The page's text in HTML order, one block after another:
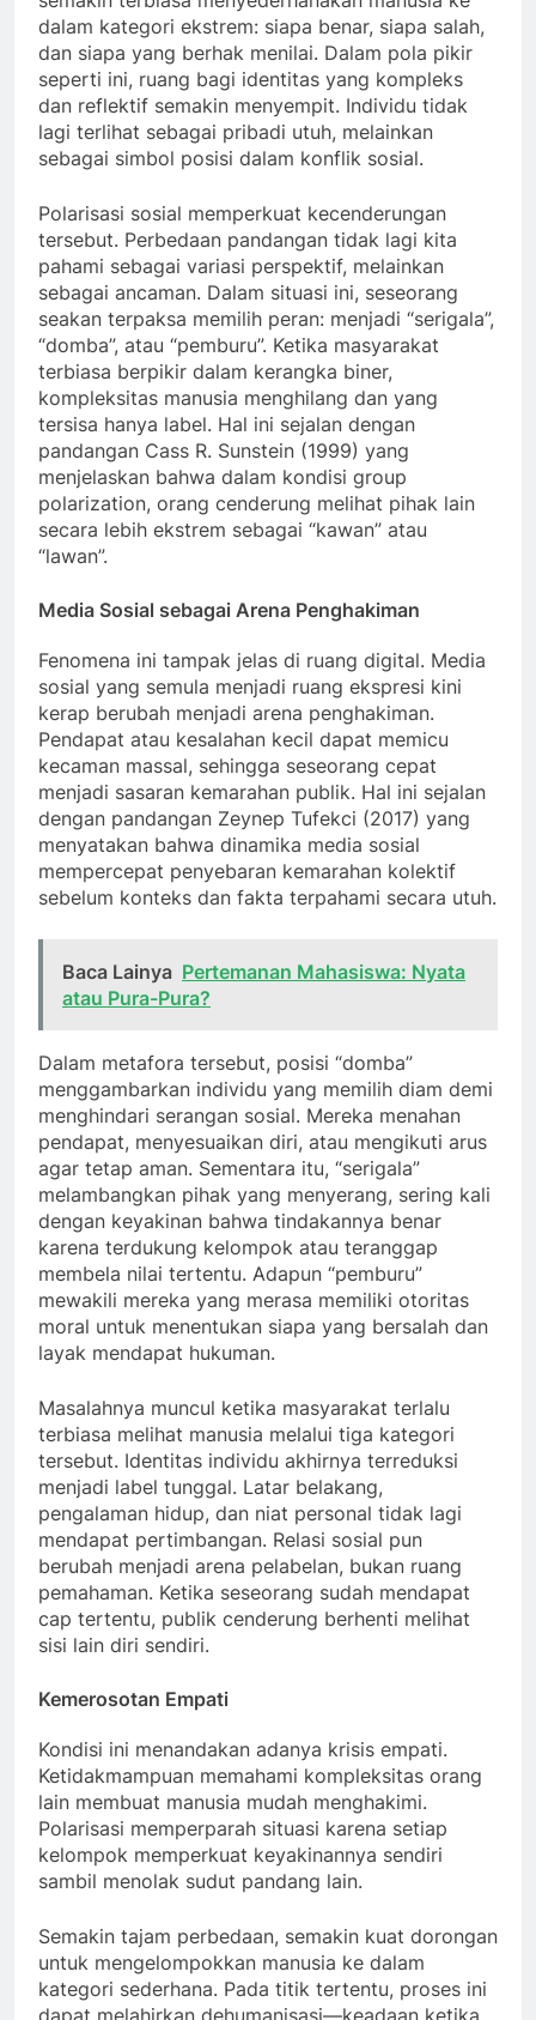
dalam kategori ekstrem: siapa benar, siapa salah,
dan siapa yang berhak menilai. Dalam pola pikir
seperti ini, ruang bagi identitas yang kompleks
dan reflektif semakin menyempit. Individu tidak
lagi terlihat sebagai pribadi utuh, melainkan
sebagai simbol posisi dalam konflik sosial.
Polarisasi sosial memperkuat kecenderungan
tersebut. Perbedaan pandangan tidak lagi kita
pahami sebagai variasi perspektif, melainkan
sebagai ancaman. Dalam situasi ini, seseorang
seakan terpaksa memilih peran: menjadi “serigala”,
“domba”, atau “pemburu”. Ketika masyarakat
terbiasa berpikir dalam kerangka biner,
kompleksitas manusia menghilang dan yang
tersisa hanya label. Hal ini sejalan dengan
pandangan Cass R. Sunstein (1999) yang
menjelaskan bahwa dalam kondisi group
polarization, orang cenderung melihat pihak lain
secara lebih ekstrem sebagai “kawan” atau
“lawan”.
Media Sosial sebagai Arena Penghakiman
Fenomena ini tampak jelas di ruang digital. Media
sosial yang semula menjadi ruang ekspresi kini
kerap berubah menjadi arena penghakiman.
Pendapat atau kesalahan kecil dapat memicu
kecaman massal, sehingga seseorang cepat
menjadi sasaran kemarahan publik. Hal ini sejalan
dengan pandangan Zeynep Tufekci (2017) yang
menyatakan bahwa dinamika media sosial
mempercepat penyebaran kemarahan kolektif
sebelum konteks dan fakta terpahami secara utuh.
Baca Lainya Pertemanan Mahasiswa: Nyata
atau Pura-Pura?
Dalam metafora tersebut, posisi “domba”
menggambarkan individu yang memilih diam demi
menghindari serangan sosial. Mereka menahan
pendapat, menyesuaikan diri, atau mengikuti arus
agar tetap aman. Sementara itu, “serigala”
melambangkan pihak yang menyerang, sering kali
dengan keyakinan bahwa tindakannya benar
karena terdukung kelompok atau teranggap
membela nilai tertentu. Adapun “pemburu”
mewakili mereka yang merasa memiliki otoritas
moral untuk menentukan siapa yang bersalah dan
layak mendapat hukuman.
Masalahnya muncul ketika masyarakat terlalu
terbiasa melihat manusia melalui tiga kategori
tersebut. Identitas individu akhirnya terreduksi
menjadi label tunggal. Latar belakang,
pengalaman hidup, dan niat personal tidak lagi
mendapat pertimbangan. Relasi sosial pun
berubah menjadi arena pelabelan, bukan ruang
pemahaman. Ketika seseorang sudah mendapat
cap tertentu, publik cenderung berhenti melihat
sisi lain diri sendiri.
Kemerosotan Empati
Kondisi ini menandakan adanya krisis empati.
Ketidakmampuan memahami kompleksitas orang
lain membuat manusia mudah menghakimi.
Polarisasi memperparah situasi karena setiap
kelompok memperkuat keyakinannya sendiri
sambil menolak sudut pandang lain.
Semakin tajam perbedaan, semakin kuat dorongan
untuk mengelompokkan manusia ke dalam
kategori sederhana. Pada titik tertentu, proses ini